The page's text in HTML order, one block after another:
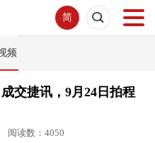
简
频
交捷讯，9月24日拍程
读数：4050